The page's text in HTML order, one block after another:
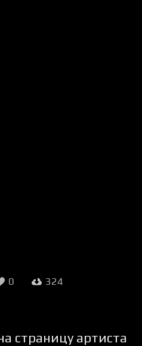
0 324
страницу артиста